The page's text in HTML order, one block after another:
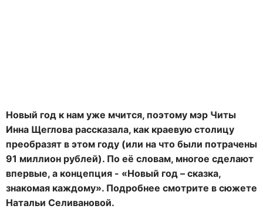
Новый год к нам уже мчится, поэтому мэр Читы
Инна Щеглова рассказала, как краевую столицу
преобразят в этом году (или на что были потрачены
91 миллион рублей). По её словам, многое сделают
впервые, а концепция - «Новый год – сказка,
знакомая каждому». Подробнее смотрите в сюжете
Натальи Селивановой.